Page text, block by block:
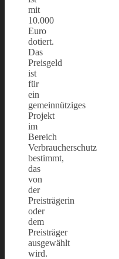
mit
10.000
Euro
dotiert.
Das
Preisgeld
ist
für
ein
gemeinnütziges
Projekt
im
Bereich
Verbraucherschutz
bestimmt,
das
von
der
Preisträgerin
oder
dem
Preisträger
ausgewählt
wird.